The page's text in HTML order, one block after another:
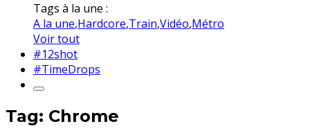
Tags à la une :
A la une,Hardcore,Train,Vidéo,Métro
Voir tout
#12shot
#TimeDrops
Tag: Chrome